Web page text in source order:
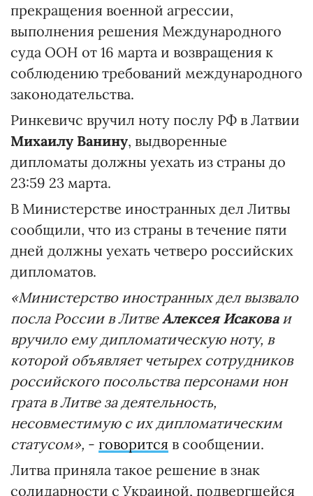
прекращения военной агрессии,
выполнения решения Международного
суда ООН от 16 марта и возвращения к
соблюдению требований международного
законодательства.
Ринкевичс вручил ноту послу РФ в Латвии
Михаилу Ванину, выдворенные
дипломаты должны уехать из страны до
23:59 23 марта.
В Министерстве иностранных дел Литвы
сообщили, что из страны в течение пяти
дней должны уехать четверо российских
дипломатов.
«Министерство иностранных дел вызвало
посла России в ЛитвеАлексея Исаковаи
вручило ему дипломатическую ноту, в
которой объявляет четырех сотрудников
российского посольства персонами нон
грата в Литве за деятельность,
несовместимую с их дипломатическим
статусом», - говорится в сообщении.
Литва приняла такое решение в знак
солидарности с Украиной, подвергшейся